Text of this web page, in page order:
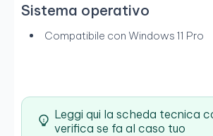
Sistema operativo
Compatibile con Windows 11 Pro
Leggi qui la scheda tecnica
verifica se fa al caso tuo